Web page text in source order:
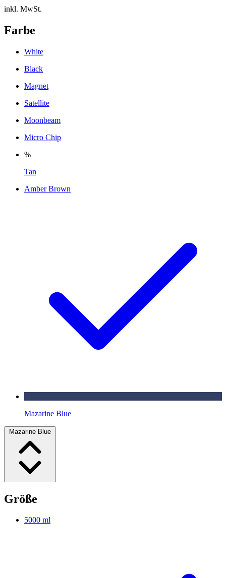
inkl. MwSt.
Farbe
White
Black
Magnet
Satellite
Moonbeam
Micro Chip
%
Tan
Amber Brown
Mazarine Blue
Mazarine Blue
Größe
5000 ml